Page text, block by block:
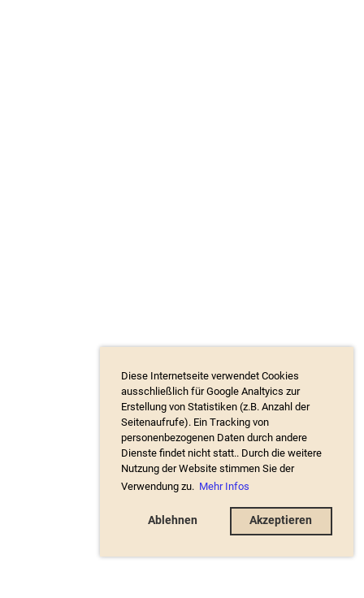
Diese Internetseite verwendet Cookies
ausschließlich für Google Analtyics zur
Erstellung von Statistiken (z.B. Anzahl der
Seitenaufrufe). Ein Tracking von
personenbezogenen Daten durch andere
Dienste findet nicht statt.. Durch die weitere
Nutzung der Website stimmen Sie der
Verwendung zu. Mehr Infos
Ablehnen Akzeptieren